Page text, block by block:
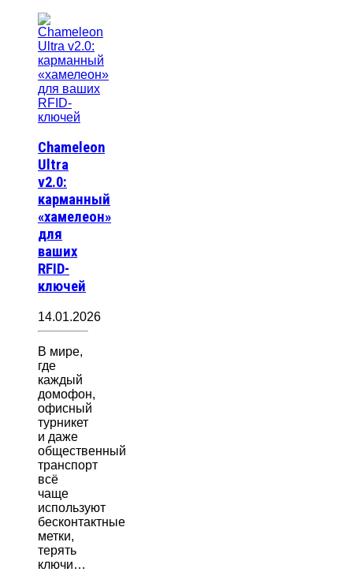
Chameleon
Ultra
v2.0:
карманный
«хамелеон»
для
ваших
RFID-
ключей
14.01.2026
В мире,
где
каждый
домофон,
офисный
турникет
и даже
общественный
транспорт
всё
чаще
используют
бесконтактные
метки,
терять
ключи…